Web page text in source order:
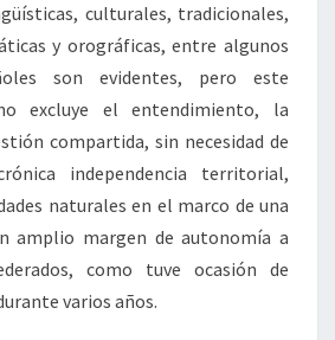
culturales, tradicionales,
y orográficas, entre algunos
son evidentes, pero este
excluye el entendimiento, la
compartida, sin necesidad de
independencia territorial,
naturales en el marco de una
amplio margen de autonomía a
como tuve ocasión de
varios años.